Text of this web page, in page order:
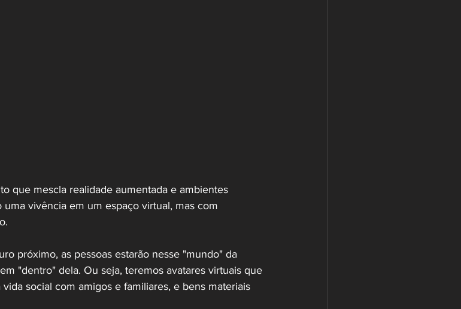
que mescla realidade aumentada e ambientes
vivência em um espaço virtual, mas com
próximo, as pessoas estarão nesse "mundo" da
"dentro" dela. Ou seja, teremos avatares virtuais que
social com amigos e familiares, e bens materiais